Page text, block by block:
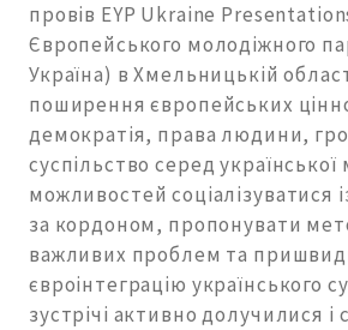
провів EYP Ukraine
Європейського молодіжного
Україна) в Хмельницькій
поширення європейських
демократія, права людини,
суспільство серед
можливостей соціалізуватися
за кордоном, пропонувати
важливих проблем та
євроінтеграцію українського
зустрічі активно долучилися і